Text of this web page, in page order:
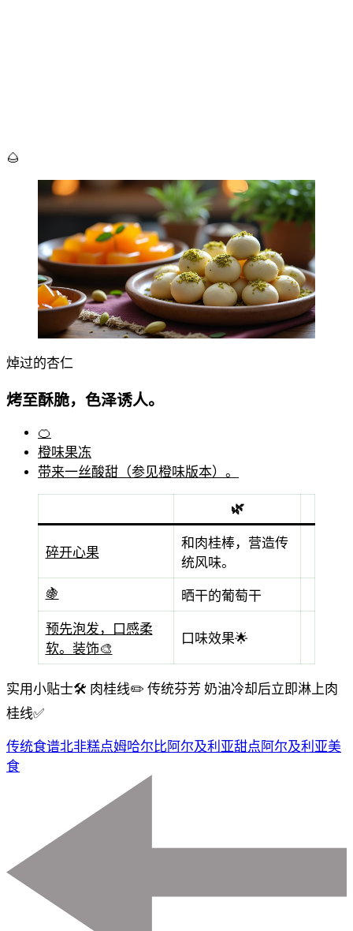
🌰
焯过的杏仁
烤至酥脆，色泽诱人。
🍊
橙味果冻
带来一丝酸甜（参见橙味版本）。
🌿
碎开心果
和肉桂棒，营造传
统风味。
🍇 晒干的葡萄干
预先泡发，口感柔
软。装饰🎨
口味效果🌟
实用小贴士🛠️ 肉桂线✏️ 传统芬芳 奶油冷却后立即淋上肉
桂线✅
传统食谱北非糕点姆哈尔比 阿尔及利亚甜点 阿尔及利亚美
食